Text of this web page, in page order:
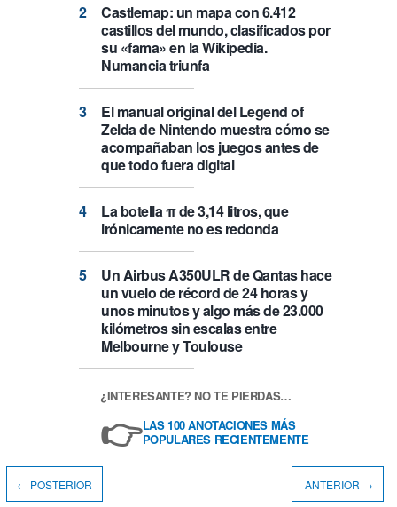
Castlemap: un mapa con 6.412
castillos del mundo, clasificados por
su «fama» en la Wikipedia.
Numancia triunfa
El manual original del Legend of
Zelda de Nintendo muestra cómo se
acompañaban los juegos antes de
que todo fuera digital
La botella π de 3,14 litros, que
irónicamente no es redonda
Un Airbus A350ULR de Qantas hace
un vuelo de récord de 24 horas y
unos minutos y algo más de 23.000
kilómetros sin escalas entre
Melbourne y Toulouse
¿INTERESANTE? NO TE PIERDAS…
👉LAS 100 ANOTACIONES MÁS
POPULARES RECIENTEMENTE
← POSTERIOR ANTERIOR →